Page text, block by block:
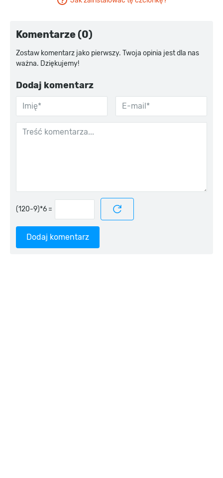
Komentarze (0)
Zostaw komentarz jako pierwszy. Twoja opinia jest dla nas
ważna. Dziękujemy!
Dodaj komentarz
=
Dodaj komentarz